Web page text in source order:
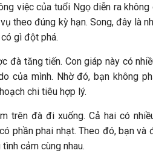
việc của tuổi Ngọ diễn ra
theo đúng kỳ hạn. Song, đây là
gì đột phá.
đà tăng tiến. Con giáp này có
của mình. Nhờ đó, bạn không
chi tiêu hợp lý.
trên đà đi xuống. Cả hai có
phần phai nhạt. Theo đó, bạn và
cảm cùng nhau.